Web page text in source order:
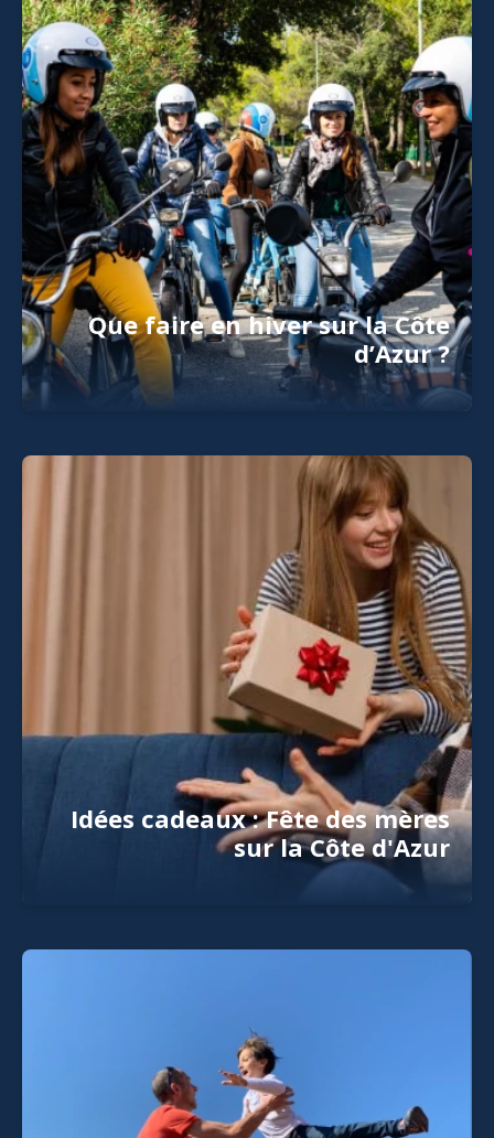
Que faire en hiver sur la Côte
d’Azur ?
Idées cadeaux : Fête des mères
sur la Côte d'Azur